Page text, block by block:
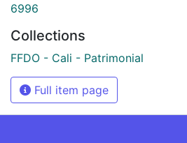
6996
Collections
FFDO - Cali - Patrimonial
Full item page